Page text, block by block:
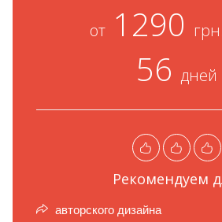
от1290
56 дней
Рекомендуем
авторского дизайна